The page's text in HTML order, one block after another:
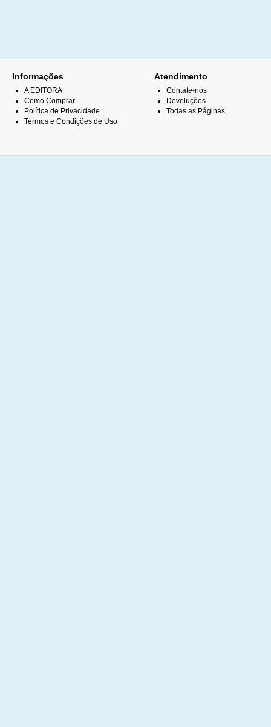
Informações
A EDITORA
Como Comprar
Política de Privacidade
Termos e Condições de Uso
Atendimento
Contate-nos
Devoluções
Todas as Páginas